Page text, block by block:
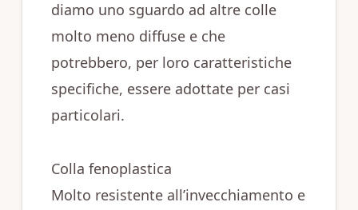
diamo uno sguardo ad altre colle
molto meno diffuse e che
potrebbero, per loro caratteristiche
specifiche, essere adottate per casi
particolari.
Colla fenoplastica
Molto resistente all’invecchiamento e